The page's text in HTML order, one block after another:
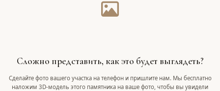
Сложно представить, как это будет выглядеть?
Сделайте фото вашего участка на телефон и пришлите нам. Мы бесплатно
наложим 3D-модель этого памятника на ваше фото, чтобы вы увидели